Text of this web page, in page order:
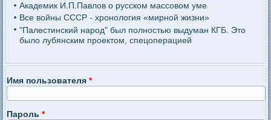
Академик И.П.Павлов о русском массовом уме
Все войны СССР - хронология «мирной жизни»
"Палестинский народ" был полностью выдуман КГБ. Это
было лубянским проектом, спецоперацией
Имя пользователя*
Пароль*